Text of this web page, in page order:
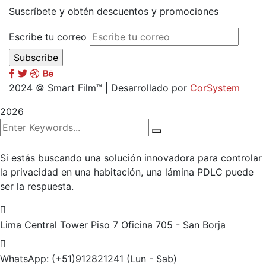
Suscríbete y obtén descuentos y promociones
Escribe tu correo
2024 © Smart Film™ | Desarrollado por CorSystem
2026
Si estás buscando una solución innovadora para controlar
la privacidad en una habitación, una lámina PDLC puede
ser la respuesta.
Lima Central Tower Piso 7 Oficina 705 - San Borja
WhatsApp: (+51)912821241 (Lun - Sab)